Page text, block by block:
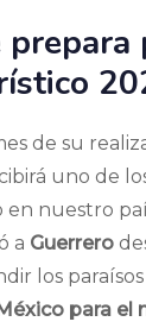
de su
uno de
nuestro
a Guerrero
los
México para el